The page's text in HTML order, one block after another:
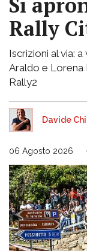
Rally
Iscrizioni al via:
Araldo e Lorena
Rally2
Davide
06 Agosto 2026